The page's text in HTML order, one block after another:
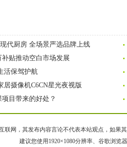
代厨房 全场景严选品牌上线
贴推动空白市场发展
活保驾护航
摄像机C6CN星光夜视版
目带来的好处？
联网，其发布内容言论不代表本站观点，如果
建议您使用1920×1080分辨率、谷歌浏览